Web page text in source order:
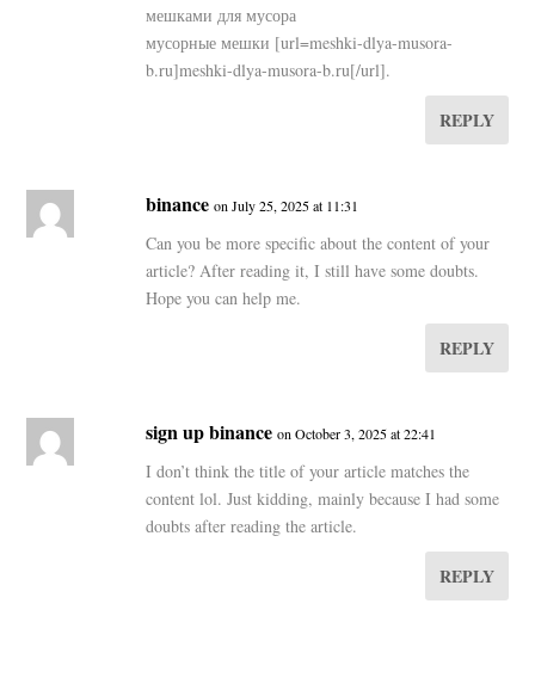
мешками для мусора
мусорные мешки [url=meshki-dlya-musora-
b.ru]meshki-dlya-musora-b.ru[/url].
REPLY
binance on July 25, 2025 at 11:31
Can you be more specific about the content of your
article? After reading it, I still have some doubts.
Hope you can help me.
REPLY
sign up binance on October 3, 2025 at 22:41
I don’t think the title of your article matches the
content lol. Just kidding, mainly because I had some
doubts after reading the article.
REPLY